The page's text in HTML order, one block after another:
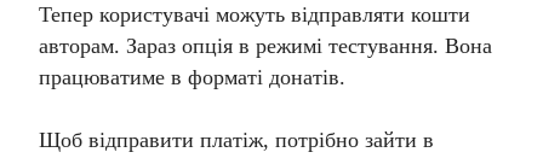
Тепер користувачі можуть відправляти кошти
авторам. Зараз опція в режимі тестування. Вона
працюватиме в форматі донатів.
Щоб відправити платіж, потрібно зайти в